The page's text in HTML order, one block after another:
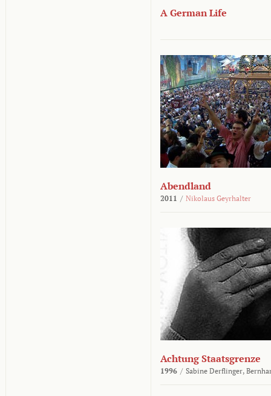
A German Life
Abendland
2011 / Nikolaus Geyrhalter
Achtung Staatsgrenze
1996 / Sabine Derflinger,